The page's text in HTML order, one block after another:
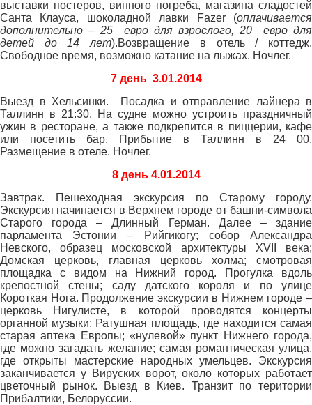
выставки постеров, винного погреба, магазина сладостей
Санта Клауса, шоколадной лавки Fazer (оплачивается
дополнительно – 25 евро для взрослого, 20 евро для
детей до 14 лет).Возвращение в отель / коттедж.
Свободное время, возможно катание на лыжах. Ночлег.
7 день 3.01.2014
Выезд в Хельсинки. Посадка и отправление лайнера в
Таллинн в 21:30. На судне можно устроить праздничный
ужин в ресторане, а также подкрепится в пиццерии, кафе
или посетить бар. Прибытие в Таллинн в 24 00.
Размещение в отеле. Ночлег.
8 день 4.01.2014
Завтрак. Пешеходная экскурсия по Старому городу.
Экскурсия начинается в Верхнем городе от башни-символа
Старого города – Длинный Герман. Далее – здание
парламента Эстонии – Рийгикогу; собор Александра
Невского, образец московской архитектуры XVII века;
Домская церковь, главная церковь холма; смотровая
площадка с видом на Нижний город. Прогулка вдоль
крепостной стены; саду датского короля и по улице
Короткая Нога. Продолжение экскурсии в Нижнем городе –
церковь Нигулисте, в которой проводятся концерты
органной музыки; Ратушная площадь, где находится самая
старая аптека Европы; «нулевой» пункт Нижнего города,
где можно загадать желание; самая романтическая улица,
где открыты мастерские народных умельцев. Экскурсия
заканчивается у Вируских ворот, около которых работает
цветочный рынок. Выезд в Киев. Транзит по територии
Прибалтики, Белоруссии.